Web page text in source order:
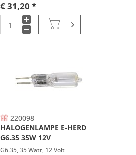
€ 31,20 *
220098
HALOGENLAMPE E-HERD
G6.35 35W 12V
G6.35, 35 Watt, 12 Volt